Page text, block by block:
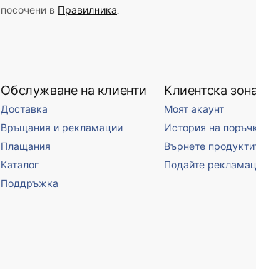
посочени в Правилника.
Обслужване на клиенти
Доставка
Връщания и рекламации
Плащания
Каталог
Поддръжка
Клиентска
Моят акаунт
История на
Върнете
Подайте